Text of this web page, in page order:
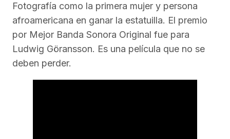
Fotografía como la primera mujer y persona
afroamericana en ganar la estatuilla. El premio
por Mejor Banda Sonora Original fue para
Ludwig Göransson. Es una película que no se
deben perder.